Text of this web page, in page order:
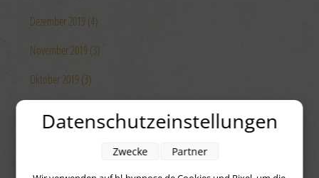
Dezember 2019 (4)
November 2019 (3)
Oktober 2019 (3)
Datenschutzeinstellungen
Zwecke Partner